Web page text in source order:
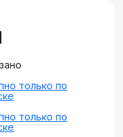
только по
только по